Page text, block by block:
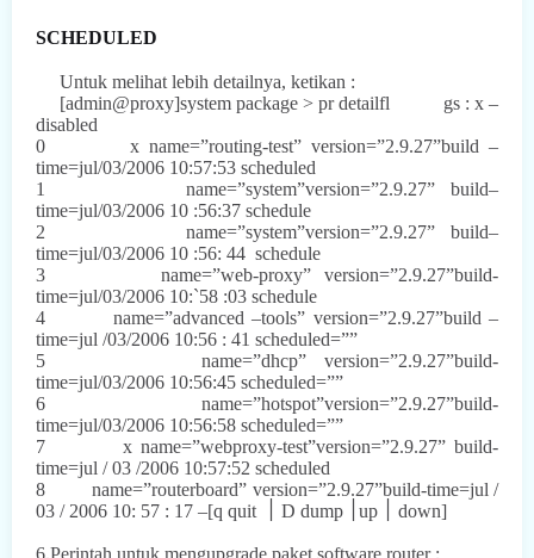
SCHEDULED
Untuk melihat lebih detailnya, ketikan :
[admin@proxy]system package > pr detailfl
gs : x –
disabled
0
x name=”routing-test” version=”2.9.27”build –
time=jul/03/2006 10:57:53 scheduled
1
name=”system”version=”2.9.27” build–
time=jul/03/2006 10 :56:37 schedule
2
name=”system”version=”2.9.27” build–
time=jul/03/2006 10 :56: 44 schedule
3
name=”web-proxy” version=”2.9.27”build-
time=jul/03/2006 10:`58 :03 schedule
4
name=”advanced –tools” version=”2.9.27”build –
time=jul /03/2006 10:56 : 41 scheduled=””
5
name=”dhcp” version=”2.9.27”build-
time=jul/03/2006 10:56:45 scheduled=””
6
name=”hotspot”version=”2.9.27”build-
time=jul/03/2006 10:56:58 scheduled=””
7
x name=”webproxy-test”version=”2.9.27” build-
time=jul / 03 /2006 10:57:52 scheduled
8
name=”routerboard” version=”2.9.27”build-time=jul /
03 / 2006 10: 57 : 17 –[q quit
D dump up down]
6.Perintah untuk mengupgrade paket software router :